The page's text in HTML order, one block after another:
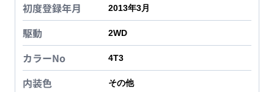
初度登録年月 2013年3月
駆動 2WD
カラーNo 4T3
内装色 その他